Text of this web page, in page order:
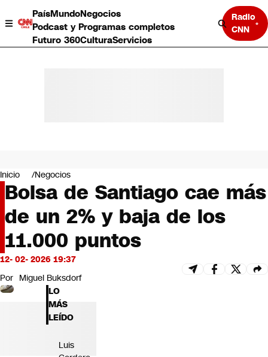
PaísMundoNegocios
Podcast y Programas completos
Futuro 360CulturaServicios
Radio
CNN
Negocios
Deportes
Programas completos
Cultura
Servicios
Bits
CNN tiempo
Futuro 360
Opinión
Inicio Negocios
Bolsa de Santiago cae más
de un 2% y baja de los
11.000 puntos
12- 02- 2026 19:37
Por Miguel Buksdorf
LO
MÁS
LEÍDO
Luis